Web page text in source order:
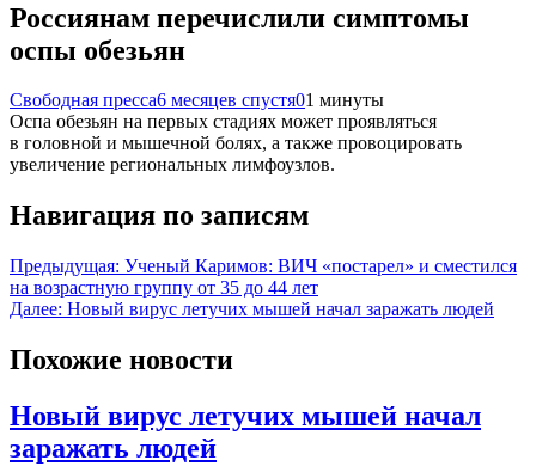
Россиянам перечислили симптомы
оспы обезьян
Свободная пресса6 месяцев спустя01 минуты
Оспа обезьян на первых стадиях может проявляться
в головной и мышечной болях, а также провоцировать
увеличение региональных лимфоузлов.
Навигация по записям
Предыдущая: Ученый Каримов: ВИЧ «постарел» и сместился
на возрастную группу от 35 до 44 лет
Далее: Новый вирус летучих мышей начал заражать людей
Похожие новости
Новый вирус летучих мышей начал
заражать людей